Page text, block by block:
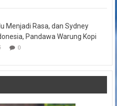
Menjadi Rasa, dan Sydney
Pandawa Warung Kopi
0